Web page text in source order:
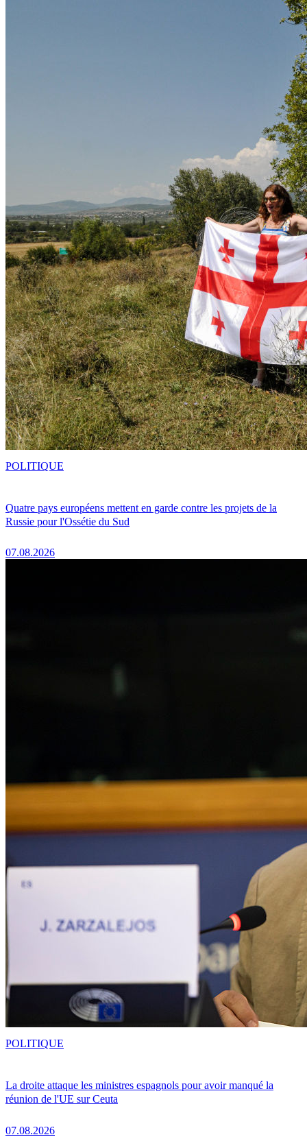
Quatre pays européens mettent en garde contre les projets de la
Russie pour l'Ossétie du Sud
07.08.2026
POLITIQUE
La droite attaque les ministres espagnols pour avoir manqué la
réunion de l'UE sur Ceuta
07.08.2026
POLITIQUE